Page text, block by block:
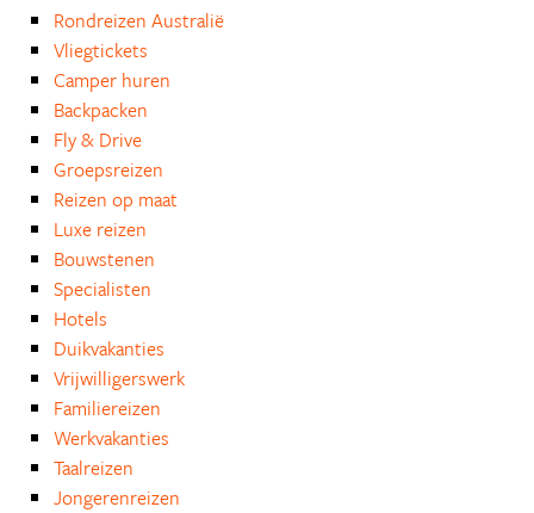
Rondreizen Australië
Vliegtickets
Camper huren
Backpacken
Fly & Drive
Groepsreizen
Reizen op maat
Luxe reizen
Bouwstenen
Specialisten
Hotels
Duikvakanties
Vrijwilligerswerk
Familiereizen
Werkvakanties
Taalreizen
Jongerenreizen